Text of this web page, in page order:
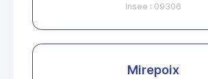
Insee : 09306
Mirepoix